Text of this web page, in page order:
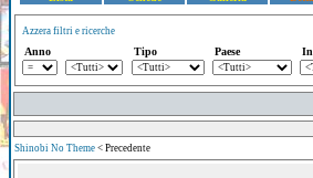
Azzera filtri e ricerche
Anno Tipo Paese
Shinobi No Theme < Precedente